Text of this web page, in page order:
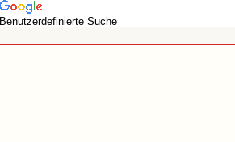
Benutzerdefinierte Suche